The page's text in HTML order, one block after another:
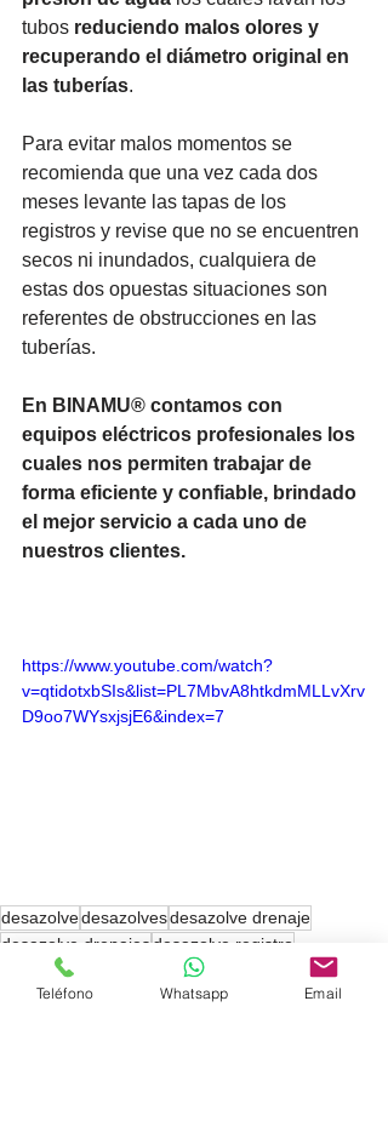
tubos reduciendo malos olores y
recuperando el diámetro original en
las tuberías.
Para evitar malos momentos se
recomienda que una vez cada dos
meses levante las tapas de los
registros y revise que no se encuentren
secos ni inundados, cualquiera de
estas dos opuestas situaciones son
referentes de obstrucciones en las
tuberías.
En BINAMU® contamos con
equipos eléctricos profesionales los
cuales nos permiten trabajar de
forma eficiente y confiable, brindado
el mejor servicio a cada uno de
nuestros clientes.
https://www.youtube.com/watch?
v=qtidotxbSIs&list=PL7MbvA8htkdmMLLvXrv
D9oo7WYsxjsjE6&index=7
desazolvedesazolvesdesazolve drenaje
desazolve drenajes desazolve registro
destapar registro drenaje
Servicios de desazolve
Teléfono Whatsapp Email